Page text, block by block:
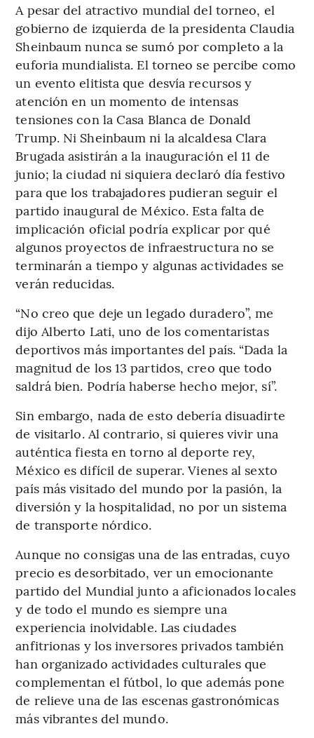
A pesar del atractivo mundial del torneo, el
gobierno de izquierda de la presidenta Claudia
Sheinbaum nunca se sumó por completo a la
euforia mundialista. El torneo se percibe como
un evento elitista que desvía recursos y
atención en un momento de intensas
tensiones con la Casa Blanca de Donald
Trump. Ni Sheinbaum ni la alcaldesa Clara
Brugada asistirán a la inauguración el 11 de
junio; la ciudad ni siquiera declaró día festivo
para que los trabajadores pudieran seguir el
partido inaugural de México. Esta falta de
implicación oficial podría explicar por qué
algunos proyectos de infraestructura no se
terminarán a tiempo y algunas actividades se
verán reducidas.
“No creo que deje un legado duradero”, me
dijo Alberto Lati, uno de los comentaristas
deportivos más importantes del país. “Dada la
magnitud de los 13 partidos, creo que todo
saldrá bien. Podría haberse hecho mejor, sí”.
Sin embargo, nada de esto debería disuadirte
de visitarlo. Al contrario, si quieres vivir una
auténtica fiesta en torno al deporte rey,
México es difícil de superar. Vienes al sexto
país más visitado del mundo por la pasión, la
diversión y la hospitalidad, no por un sistema
de transporte nórdico.
Aunque no consigas una de las entradas, cuyo
precio es desorbitado, ver un emocionante
partido del Mundial junto a aficionados locales
y de todo el mundo es siempre una
experiencia inolvidable. Las ciudades
anfitrionas y los inversores privados también
han organizado actividades culturales que
complementan el fútbol, ​​lo que además pone
de relieve una de las escenas gastronómicas
más vibrantes del mundo.